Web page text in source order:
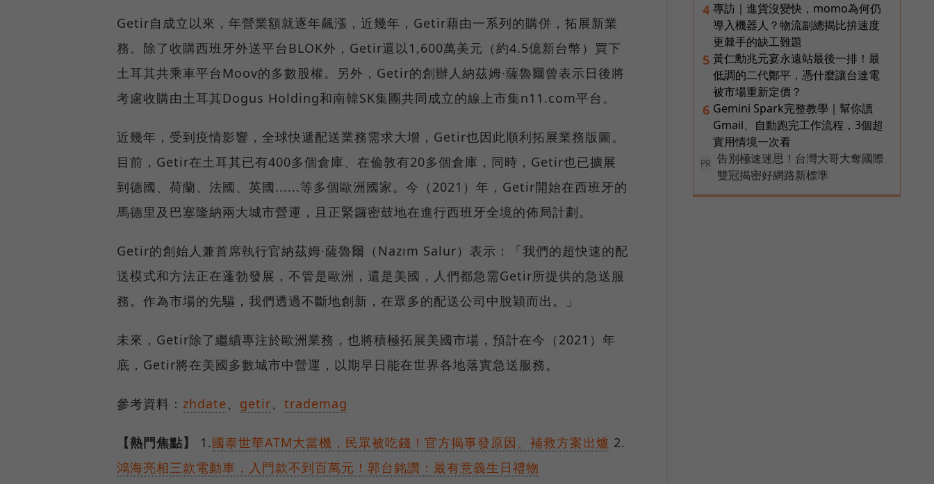
Getir自成立以來，年營業額就逐年飆漲，近幾年，Getir藉由一系列的購併，拓展新業
務。除了收購西班牙外送平台BLOK外，Getir還以1,600萬美元（約4.5億新台幣）買下
土耳其共乘車平台Moov的多數股權。另外，Getir的創辦人納茲姆·薩魯爾曾表示日後將
考慮收購由土耳其Dogus Holding和南韓SK集團共同成立的線上市集n11.com平台。
近幾年，受到疫情影響，全球快遞配送業務需求大增，Getir也因此順利拓展業務版圖。
目前，Getir在土耳其已有400多個倉庫、在倫敦有20多個倉庫，同時，Getir也已擴展
到德國、荷蘭、法國、英國......等多個歐洲國家。今（2021）年，Getir開始在西班牙的
馬德里及巴塞隆納兩大城市營運，且正緊鑼密鼓地在進行西班牙全境的佈局計劃。
Getir的創始人兼首席執行官納茲姆·薩魯爾（Nazım Salur）表示：「我們的超快速的配
送模式和方法正在蓬勃發展，不管是歐洲，還是美國，人們都急需Getir所提供的急送服
務。作為市場的先驅，我們透過不斷地創新，在眾多的配送公司中脫穎而出。」
未來，Getir除了繼續專注於歐洲業務，也將積極拓展美國市場，預計在今（2021）年
底，Getir將在美國多數城市中營運，以期早日能在世界各地落實急送服務。
參考資料： zhdate getir trademag
【熱門焦點】 1.國泰世華ATM大當機，民眾被吃錢！官方揭事發原因、補救方案出爐 2.
鴻海亮相三款電動車，入門款不到百萬元！郭台銘讚：最有意義生日禮物
4 專訪｜進貨沒變快，momo為何仍
導入機器人？物流副總揭比拚速度
更棘手的缺工難題
5 黃仁勳兆元宴永遠站最後一排！最
低調的二代鄭平，憑什麼讓台達電
被市場重新定價？
6 Gemini Spark完整教學｜幫你讀
Gmail、自動跑完工作流程，3個超
實用情境一次看
PR
告別極速迷思！台灣大哥大奪國際
雙冠揭密好網路新標準